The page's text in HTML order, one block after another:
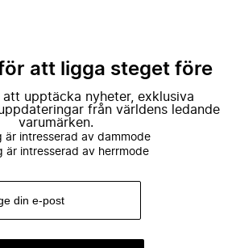
att ligga steget före
upptäcka nyheter, exklusiva
från världens ledande
varumärken.
är intresserad av dammode
är intresserad av herrmode